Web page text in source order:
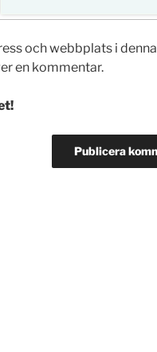
och webbplats i denna
en kommentar.